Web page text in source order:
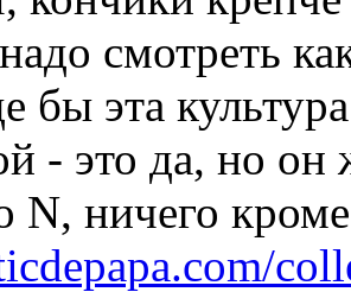
смотреть
бы эта
- это да, но он
N, ничего